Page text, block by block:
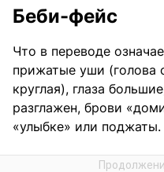
Беби-фейс
Что в переводе
прижатые уши (голова
круглая), глаза
разглажен, брови
«улыбке» или поджаты.